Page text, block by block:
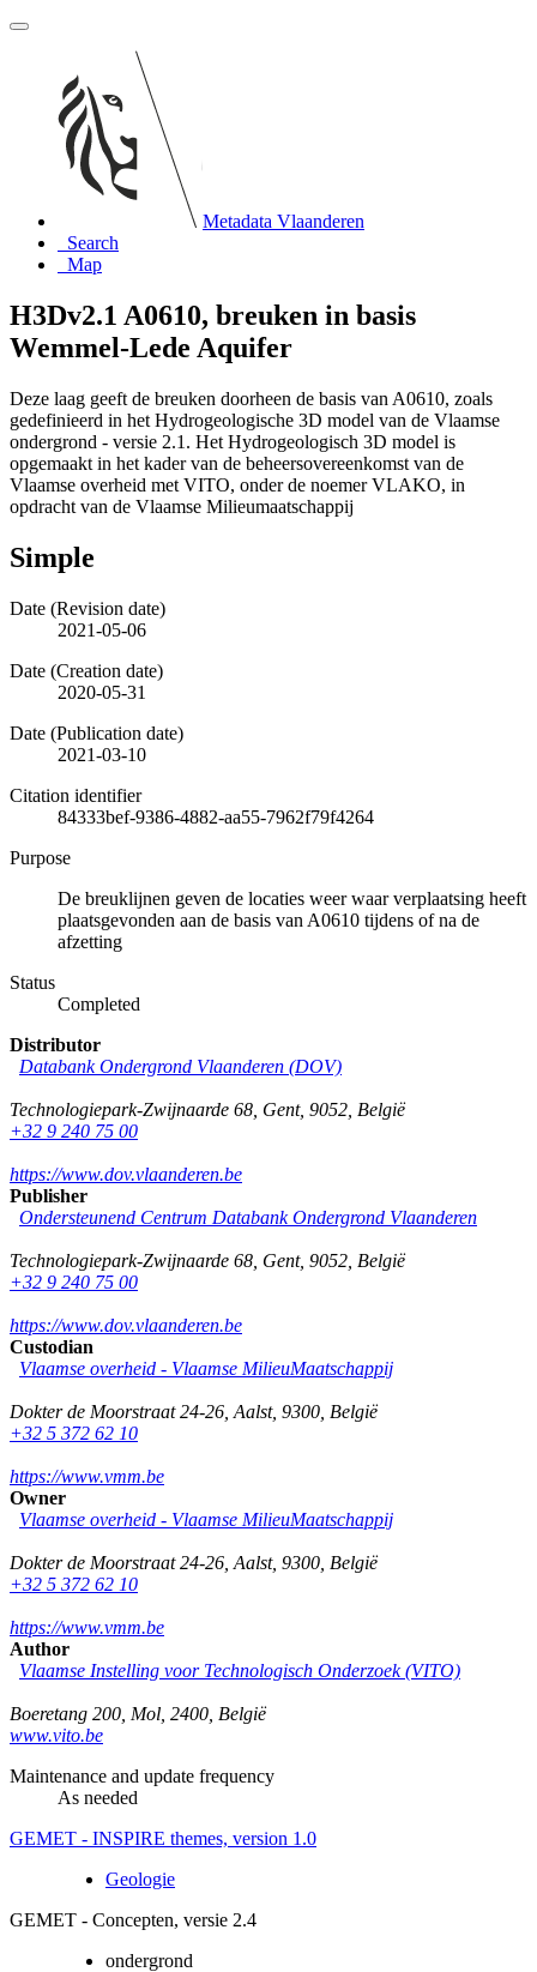
Metadata Vlaanderen
Search
Map
H3Dv2.1 A0610, breuken in basis
Wemmel-Lede Aquifer
Deze laag geeft de breuken doorheen de basis van A0610, zoals
gedefinieerd in het Hydrogeologische 3D model van de Vlaamse
ondergrond - versie 2.1. Het Hydrogeologisch 3D model is
opgemaakt in het kader van de beheersovereenkomst van de
Vlaamse overheid met VITO, onder de noemer VLAKO, in
opdracht van de Vlaamse Milieumaatschappij
Simple
Date (Revision date)
2021-05-06
Date (Creation date)
2020-05-31
Date (Publication date)
2021-03-10
Citation identifier
84333bef-9386-4882-aa55-7962f79f4264
Purpose
De breuklijnen geven de locaties weer waar verplaatsing heeft
plaatsgevonden aan de basis van A0610 tijdens of na de
afzetting
Status
Completed
Distributor
Databank Ondergrond Vlaanderen (DOV)
Technologiepark-Zwijnaarde 68 Gent, 9052 België
+32 9 240 75 00
https://www.dov.vlaanderen.be
Publisher
Ondersteunend Centrum Databank Ondergrond Vlaanderen
Technologiepark-Zwijnaarde 68 Gent, 9052 België
+32 9 240 75 00
https://www.dov.vlaanderen.be
Custodian
Vlaamse overheid - Vlaamse MilieuMaatschappij
Dokter de Moorstraat 24-26 Aalst, 9300 België
+32 5 372 62 10
https://www.vmm.be
Owner
Vlaamse overheid - Vlaamse MilieuMaatschappij
Dokter de Moorstraat 24-26 Aalst, 9300 België
+32 5 372 62 10
https://www.vmm.be
Author
Vlaamse Instelling voor Technologisch Onderzoek (VITO)
Boeretang 200 Mol 2400 België
www.vito.be
Maintenance and update frequency
As needed
GEMET - INSPIRE themes, version 1.0
Geologie
GEMET - Concepten, versie 2.4
ondergrond